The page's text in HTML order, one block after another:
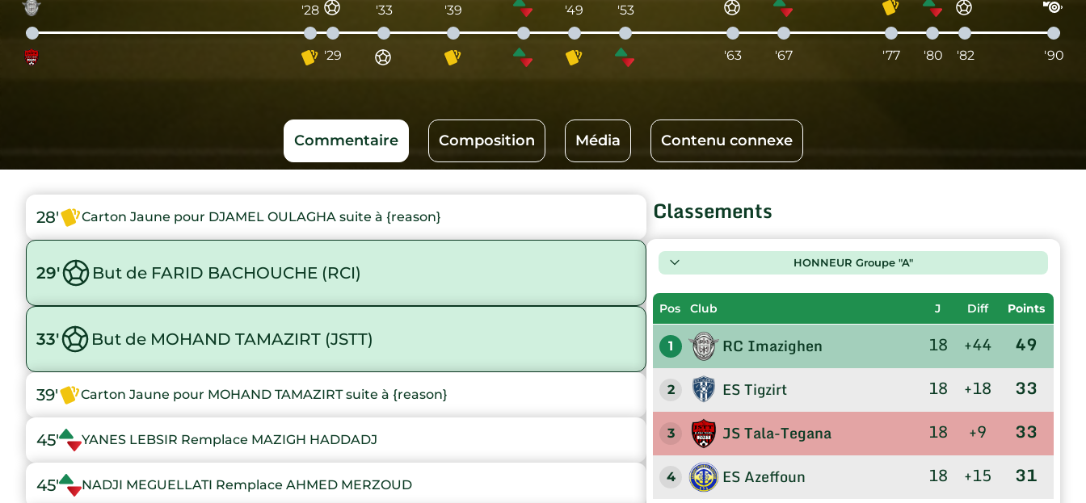
'28
'29
'33 '39 '49 '53
'63 '67 '77 '80 '82 '90
Commentaire Composition Média Contenu connexe
28' Carton Jaune pour DJAMEL OULAGHA suite à {reason}
29' But de FARID BACHOUCHE (RCI)
33' But de MOHAND TAMAZIRT (JSTT)
39' Carton Jaune pour MOHAND TAMAZIRT suite à {reason}
45' YANES LEBSIR Remplace MAZIGH HADDADJ
45' NADJI MEGUELLATI Remplace AHMED MERZOUD
Classements
HONNEUR Groupe "A"
Pos Club J Diff Points
1 RC Imazighen 18 +44 49
2 ES Tigzirt 18 +18 33
3 JS Tala-Tegana 18 +9 33
4 ES Azeffoun 18 +15 31